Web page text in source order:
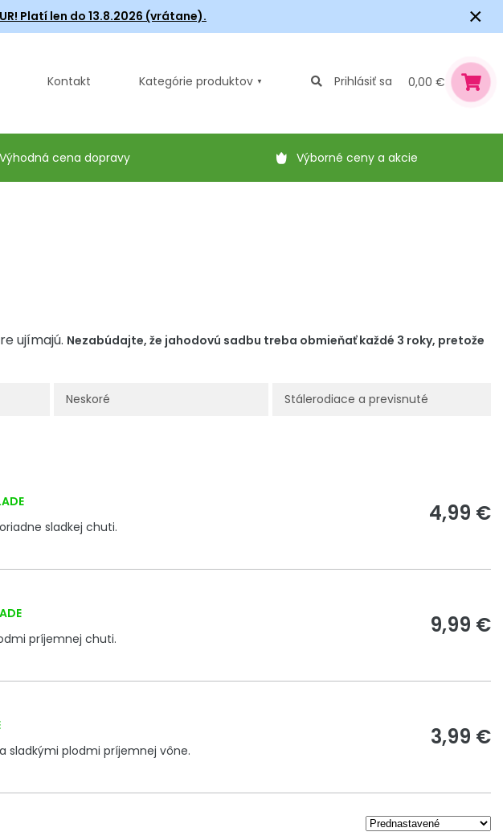
Platí len do 13.8.2026 (vrátane). ×
Kontakt Kategórie produktov Prihlásiť sa 0,00 €
Výhodná cena dopravy Výborné ceny a akcie
ujímajú. Nezabúdajte, že jahodovú sadbu treba obmieňať každé 3 roky, pretože
Neskoré Stálerodiace a previsnuté
sladkej chuti.
4,99 €
príjemnej chuti.
9,99 €
sladkými plodmi príjemnej vône.
3,99 €